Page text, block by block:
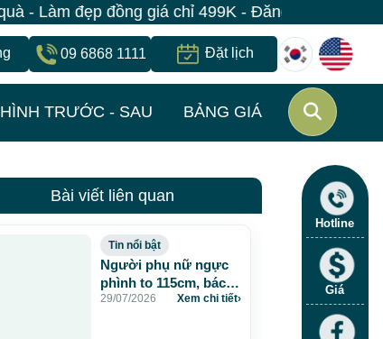
đẹp đồng giá chỉ 499K - Đăng ký giữ suất
09 6868 1111 Đặt lịch
HÌNH TRƯỚC - SAU BẢNG GIÁ
Bài viết liên quan
Tin nổi bật
Người phụ nữ ngực
phình to 115cm, bác sĩ
JW lấy gần 5 lít dịch
29/07/2026 Xem chi tiết›
Hotline
Giá